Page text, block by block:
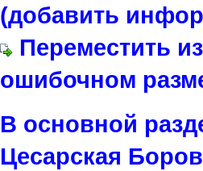
(добавить
Переместить
ошибочном
В основной
Цесарская